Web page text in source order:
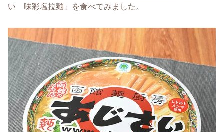
い 味彩塩拉麺」を食べてみました。